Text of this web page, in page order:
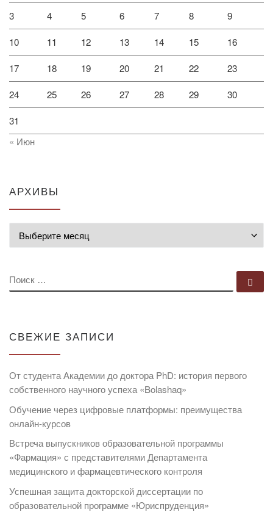
3 4 5 6 7 8 9
10 11 12 13 14 15 16
17 18 19 20 21 22 23
24 25 26 27 28 29 30
31
« Июн
АРХИВЫ
ПОИСК
СВЕЖИЕ ЗАПИСИ
От студента Академии до доктора PhD: история первого
собственного научного успеха «Bolashaq»
Обучение через цифровые платформы: преимущества
онлайн-курсов
Встреча выпускников образовательной программы
«Фармация» с представителями Департамента
медицинского и фармацевтического контроля
Успешная защита докторской диссертации по
образовательной программе «Юриспруденция»